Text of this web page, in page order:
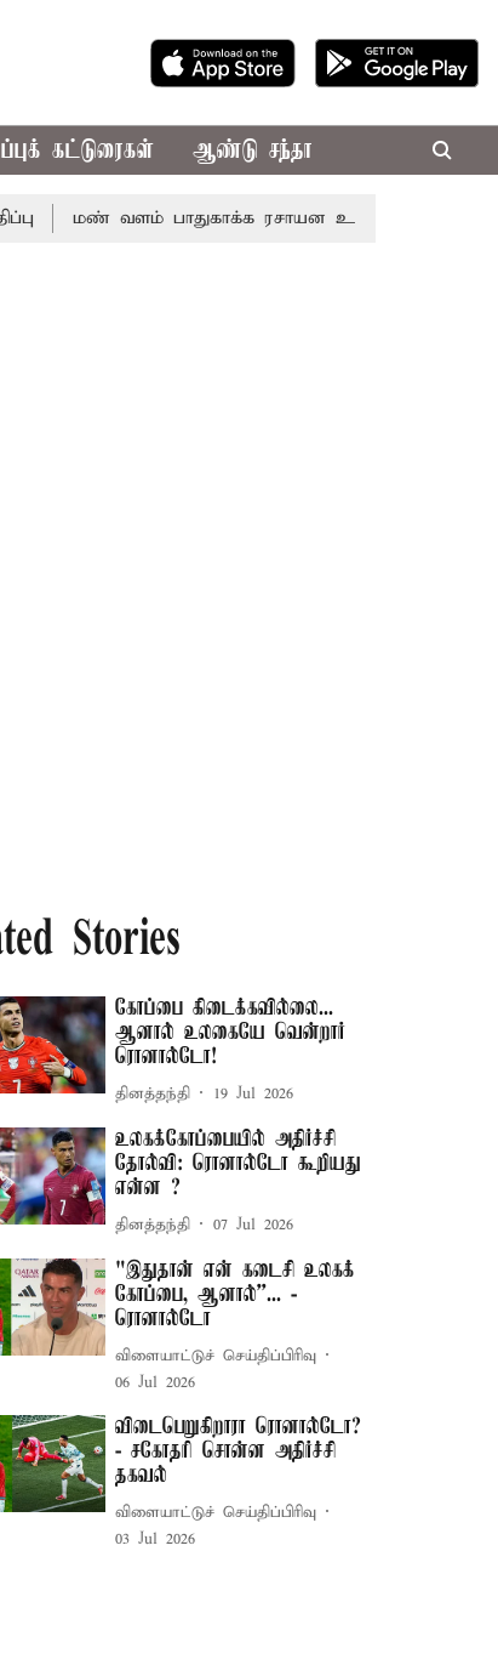
கட்டுரைகள் ஆண்டு சந்தா
மண் வளம் பாதுகாக்க ரசாயன உரம் பயன்பாட்டை
Stories
கோப்பை கிடைக்கவில்லை...
ஆனால் உலகையே வென்றார்
ரொனால்டோ!
தினத்தந்தி 19 Jul 2026
உலகக்கோப்பையில் அதிர்ச்சி
தோல்வி: ரொனால்டோ கூறியது
என்ன ?
தினத்தந்தி 07 Jul 2026
"இதுதான் என் கடைசி உலகக்
கோப்பை, ஆனால்’’... -
ரொனால்டோ
விளையாட்டுச் செய்திப்பிரிவு
06 Jul 2026
விடைபெறுகிறாரா ரொனால்டோ?
- சகோதரி சொன்ன அதிர்ச்சி
தகவல்
விளையாட்டுச் செய்திப்பிரிவு
03 Jul 2026